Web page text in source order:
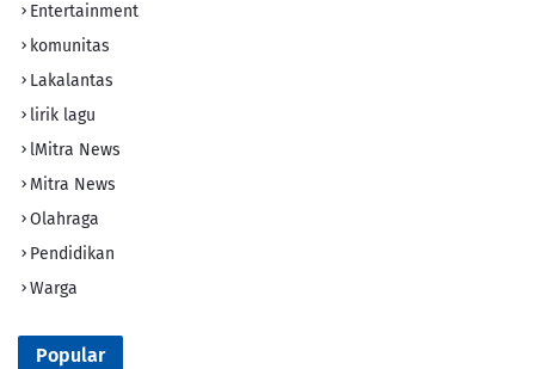
Entertainment
komunitas
Lakalantas
lirik lagu
lMitra News
Mitra News
Olahraga
Pendidikan
Warga
Popular